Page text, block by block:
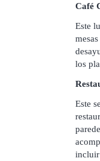
Café
Este
los
Este
incluir